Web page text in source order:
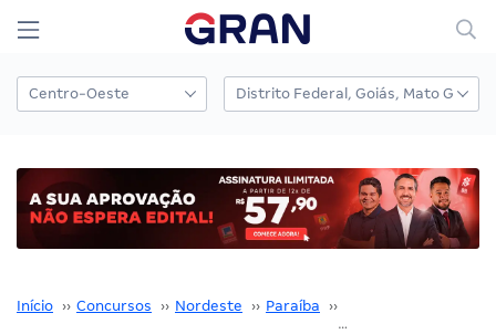
Início ›› Concursos ›› Nordeste ›› Paraíba ››